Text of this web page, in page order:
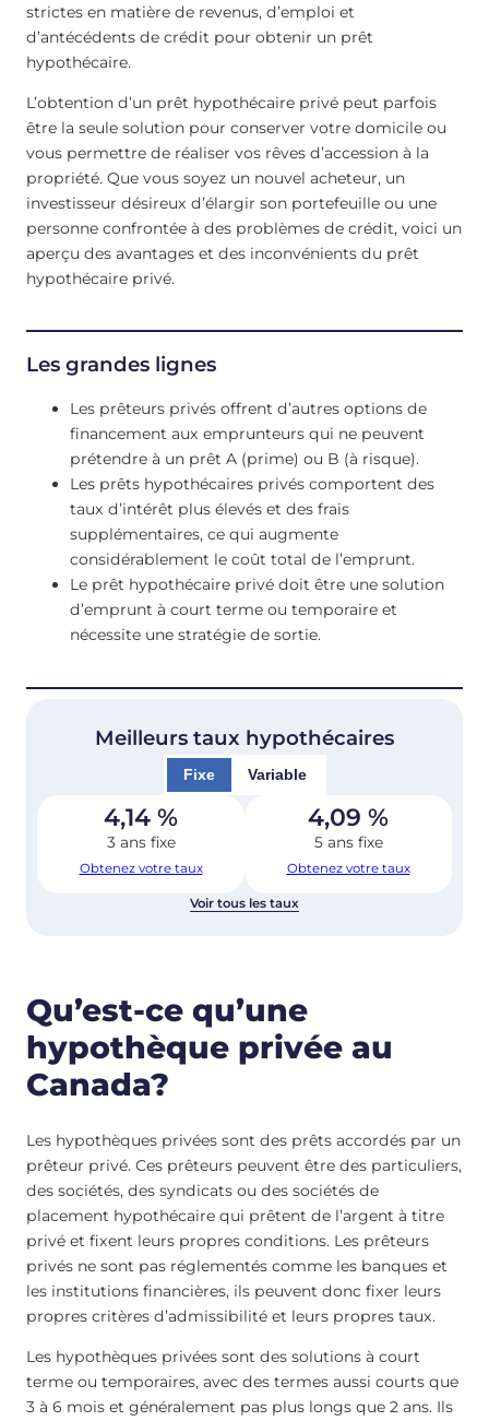
strictes en matière de revenus, d’emploi et
d’antécédents de crédit pour obtenir un prêt
hypothécaire.
L’obtention d’un prêt hypothécaire privé peut parfois
être la seule solution pour conserver votre domicile ou
vous permettre de réaliser vos rêves d’accession à la
propriété. Que vous soyez un nouvel acheteur, un
investisseur désireux d’élargir son portefeuille ou une
personne confrontée à des problèmes de crédit, voici un
aperçu des avantages et des inconvénients du prêt
hypothécaire privé.
Les grandes lignes
Les prêteurs privés offrent d’autres options de
financement aux emprunteurs qui ne peuvent
prétendre à un prêt A (prime) ou B (à risque).
Les prêts hypothécaires privés comportent des
taux d’intérêt plus élevés et des frais
supplémentaires, ce qui augmente
considérablement le coût total de l’emprunt.
Le prêt hypothécaire privé doit être une solution
d’emprunt à court terme ou temporaire et
nécessite une stratégie de sortie.
Meilleurs taux hypothécaires
Fixe Variable
4,14 %
3 ans fixe
Obtenez votre taux
4,09 %
5 ans fixe
Obtenez votre taux
Voir tous les taux
Qu’est-ce qu’une
hypothèque privée au
Canada?
Les hypothèques privées sont des prêts accordés par un
prêteur privé. Ces prêteurs peuvent être des particuliers,
des sociétés, des syndicats ou des sociétés de
placement hypothécaire qui prêtent de l’argent à titre
privé et fixent leurs propres conditions. Les prêteurs
privés ne sont pas réglementés comme les banques et
les institutions financières, ils peuvent donc fixer leurs
propres critères d’admissibilité et leurs propres taux.
Les hypothèques privées sont des solutions à court
terme ou temporaires, avec des termes aussi courts que
3 à 6 mois et généralement pas plus longs que 2 ans. Ils